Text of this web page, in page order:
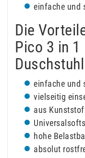
einfache und
Die
Pico 3 in
Duschstuhl
einfache und
vielseitig
aus
hohe
absolut